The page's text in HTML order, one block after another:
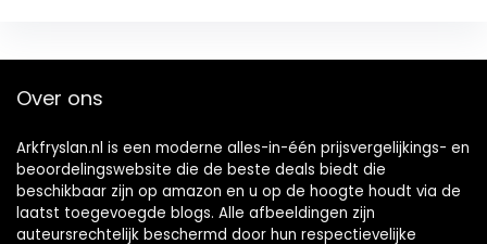
Over ons
Arkfryslan.nl is een moderne alles-in-één prijsvergelijkings- en
beoordelingswebsite die de beste deals biedt die
beschikbaar zijn op amazon en u op de hoogte houdt via de
laatst toegevoegde blogs. Alle afbeeldingen zijn
auteursrechtelijk beschermd door hun respectievelijke